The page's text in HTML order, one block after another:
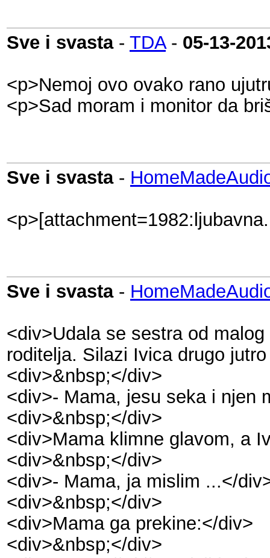
Sve i svasta- TDA- 05-13-
<p>Nemoj ovo ovako rano
<p>Sad moram i monitor da
Sve i svasta-
Sve i svasta-
<div>Udala se sestra od
roditelja. Silazi Ivica drugo
<div>&nbsp;</div>
<div>- Mama, jesu seka i njen
<div>&nbsp;</div>
<div>Mama klimne glavom, a
<div>&nbsp;</div>
<div>- Mama, ja mislim ...</
<div>&nbsp;</div>
<div>Mama ga prekine:</div>
<div>&nbsp;</div>